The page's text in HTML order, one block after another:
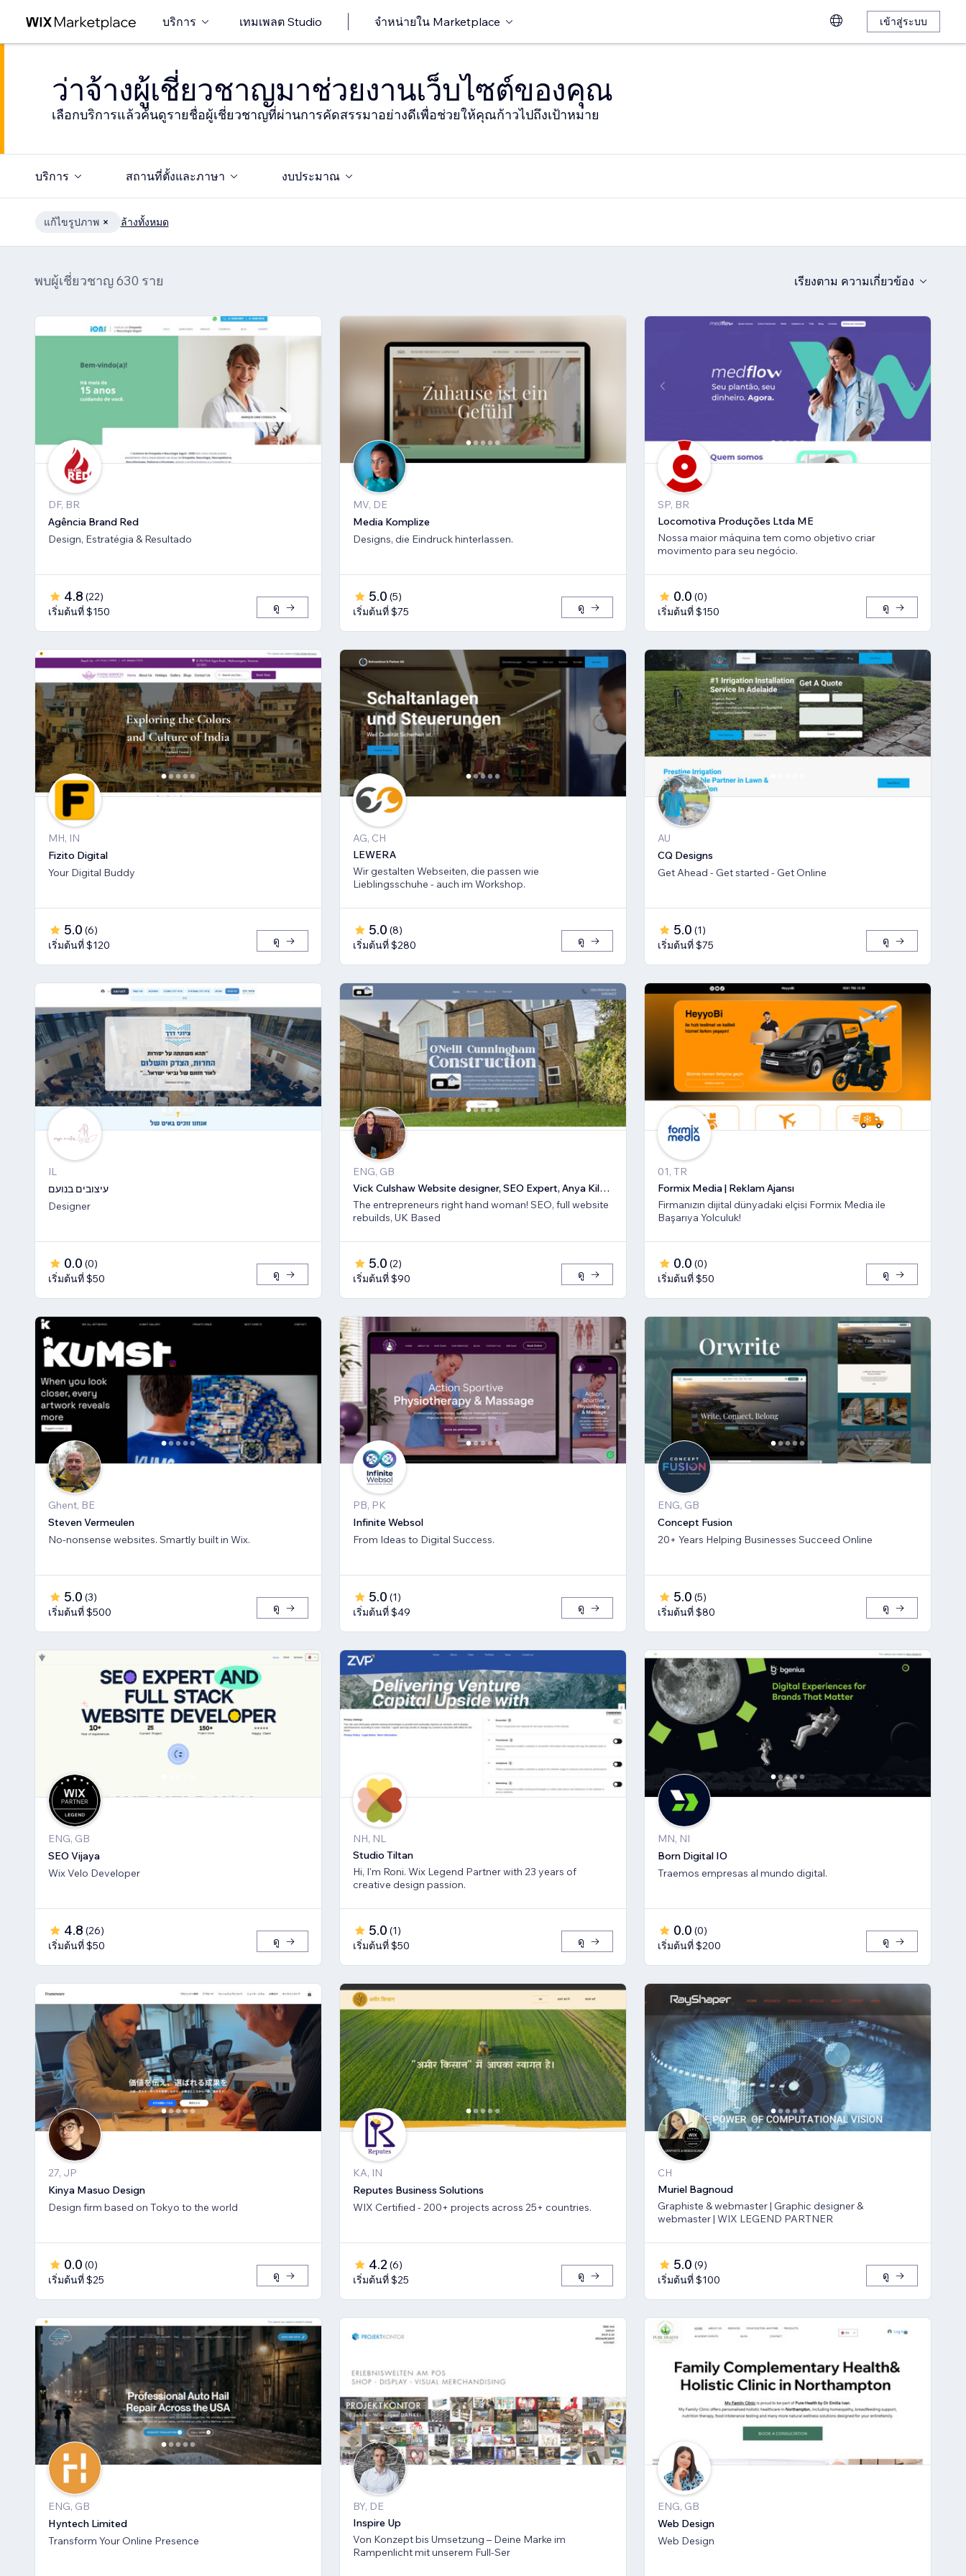
บริการ เทมเพลต Studio จำหน่ายใน Marketplace เข้าสู่ระบบ
ว่าจ้างผู้เชี่ยวชาญมาช่วยงานเว็บไซต์ของคุณ
เลือกบริการแล้วค้นดูรายชื่อผู้เชี่ยวชาญที่ผ่านการคัดสรรมาอย่างดีเพื่อช่วยให้คุณก้าวไปถึงเป้าหมาย
บริการ สถานที่ตั้งและภาษา งบประมาณ
แก้ไขรูปภาพ ล้างทั้งหมด
พบผู้เชี่ยวชาญ 630 ราย เรียงตาม ความเกี่ยวข้อง
DF, BR
Agência Brand Red
Design, Estratégia & Resultado
4.8 (22)
เริ่มต้นที่ $150
ดู
MV, DE
Media Komplize
Designs, die Eindruck hinterlassen.
5.0 (5)
เริ่มต้นที่ $75
ดู
SP, BR
Locomotiva Produções Ltda ME
Nossa maior máquina tem como objetivo criar
movimento para seu negócio.
0.0 (0)
เริ่มต้นที่ $150
ดู
MH, IN
Fizito Digital
Your Digital Buddy
5.0 (6)
เริ่มต้นที่ $120
ดู
AG, CH
LEWERA
Wir gestalten Webseiten, die passen wie
Lieblingsschuhe - auch im Workshop.
5.0 (8)
เริ่มต้นที่ $280
ดู
AU
CQ Designs
Get Ahead - Get started - Get Online
5.0 (1)
เริ่มต้นที่ $75
ดู
IL
עיצובים בנועם
Designer
0.0 (0)
เริ่มต้นที่ $50
ดู
ENG, GB
Vick Culshaw Website designer, SEO Expert, Anya Kilsha LTD
The entrepreneurs right hand woman! SEO, full website
rebuilds, UK Based
5.0 (2)
เริ่มต้นที่ $90
ดู
01, TR
Formix Media | Reklam Ajansı
Firmanızın dijital dünyadaki elçisi Formix Media ile
Başarıya Yolculuk!
0.0 (0)
เริ่มต้นที่ $50
ดู
Ghent, BE
Steven Vermeulen
No-nonsense websites. Smartly built in Wix.
5.0 (3)
เริ่มต้นที่ $500
ดู
PB, PK
Infinite Websol
From Ideas to Digital Success.
5.0 (1)
เริ่มต้นที่ $49
ดู
ENG, GB
Concept Fusion
20+ Years Helping Businesses Succeed Online
5.0 (5)
เริ่มต้นที่ $80
ดู
ENG, GB
SEO Vijaya
Wix Velo Developer
4.8 (26)
เริ่มต้นที่ $50
ดู
NH, NL
Studio Tiltan
Hi, I'm Roni. Wix Legend Partner with 23 years of
creative design passion.
5.0 (1)
เริ่มต้นที่ $50
ดู
MN, NI
Born Digital IO
Traemos empresas al mundo digital.
0.0 (0)
เริ่มต้นที่ $200
ดู
27, JP
Kinya Masuo Design
Design firm based on Tokyo to the world
0.0 (0)
เริ่มต้นที่ $25
ดู
KA, IN
Reputes Business Solutions
WIX Certified - 200+ projects across 25+ countries.
4.2 (6)
เริ่มต้นที่ $25
ดู
CH
Muriel Bagnoud
Graphiste & webmaster | Graphic designer &
webmaster | WIX LEGEND PARTNER
5.0 (9)
เริ่มต้นที่ $100
ดู
ENG, GB
Hyntech Limited
Transform Your Online Presence
BY, DE
Inspire Up
Von Konzept bis Umsetzung – Deine Marke im
Rampenlicht mit unserem Full-Ser
ENG, GB
Web Design
Web Design